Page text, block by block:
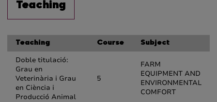
Teaching
Teaching Course Subject
Doble titulació:
Grau en
Veterinària i Grau
en Ciència i
Producció Animal
5
FARM
EQUIPMENT AND
ENVIRONMENTAL
COMFORT